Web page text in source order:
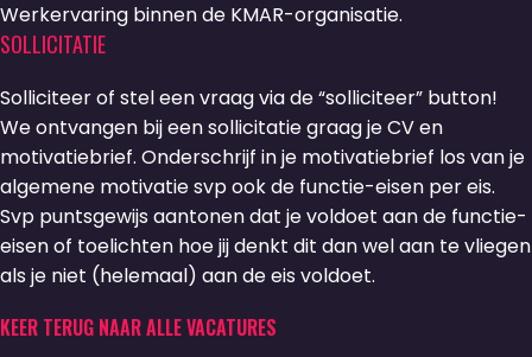
Werkervaring binnen de KMAR-organisatie.
SOLLICITATIE
Solliciteer of stel een vraag via de “solliciteer” button!
We ontvangen bij een sollicitatie graag je CV en
motivatiebrief. Onderschrijf in je motivatiebrief los van je
algemene motivatie svp ook de functie-eisen per eis.
Svp puntsgewijs aantonen dat je voldoet aan de functie-
eisen of toelichten hoe jij denkt dit dan wel aan te vliegen
als je niet (helemaal) aan de eis voldoet.
KEER TERUG NAAR ALLE VACATURES